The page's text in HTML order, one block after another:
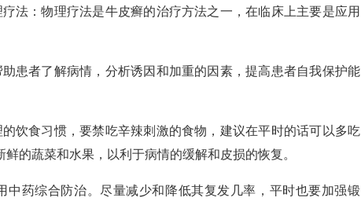
法：物理疗法是牛皮癣的治疗方法之一，在临床上主要是应用
患者了解病情，分析诱因和加重的因素，提高患者自我保护能
饮食习惯，要禁吃辛辣刺激的食物，建议在平时的话可以多吃
的蔬菜和水果，以利于病情的缓解和皮损的恢复。
药综合防治。尽量减少和降低其复发几率，平时也要加强锻